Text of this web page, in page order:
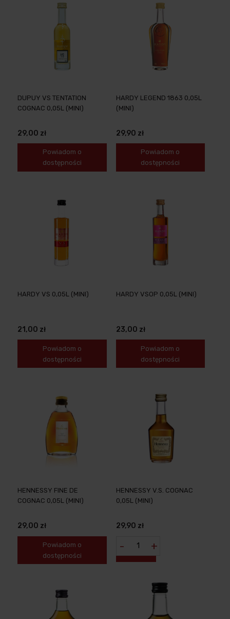
DUPUY VS TENTATION
COGNAC 0,05L (MINI)
29,00 zł
Powiadom o
dostępności
HARDY LEGEND 1863 0,05L
(MINI)
29,90 zł
Powiadom o
dostępności
HARDY VS 0,05L (MINI)
21,00 zł
Powiadom o
dostępności
HARDY VSOP 0,05L (MINI)
23,00 zł
Powiadom o
dostępności
HENNESSY FINE DE
COGNAC 0,05L (MINI)
29,00 zł
Powiadom o
dostępności
HENNESSY V.S. COGNAC
0,05L (MINI)
29,90 zł
- +